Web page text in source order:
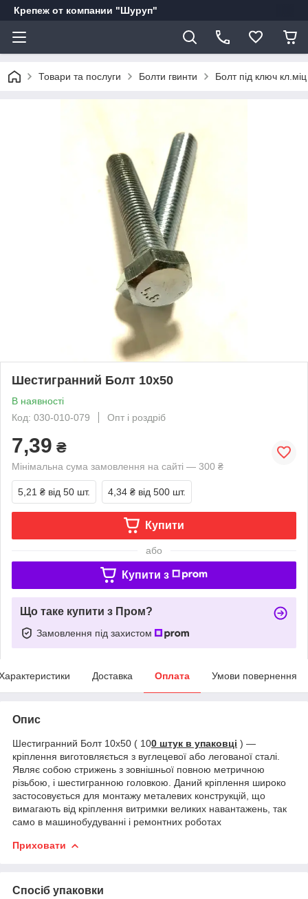
Крепеж от компании "Шуруп"
Товари та послуги Болти гвинти Болт під ключ
Шестигранний Болт 10х50
В наявності
Код: 030-010-079
Опт і роздріб
7,39 ₴
Мінімальна сума замовлення на сайті — 300 ₴
5,21 ₴ від 50 шт. 4,34 ₴ від 500 шт.
Купити
або
Купити з
Що таке купити з Пром?
Замовлення під захистом
Доставка Оплата Умови повернення
Опис
Шестигранний Болт 10х50 ( 100 штук в упаковці ) ―
кріплення виготовляється з вуглецевої або легованої сталі.
Являє собою стрижень з зовнішньої повною метричною
різьбою, і шестигранною головкою. Даний кріплення широко
застосовується для монтажу металевих конструкцій, що
вимагають від кріплення витримки великих навантажень, так
само в машинобудуванні і ремонтних роботах
Приховати
Спосіб упаковки